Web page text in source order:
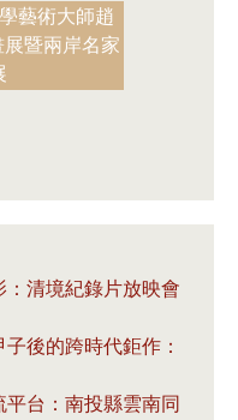
藝術大師趙
暨兩岸名家
：清境紀錄片放映會
後的跨時代鉅作：
台：南投縣雲南同